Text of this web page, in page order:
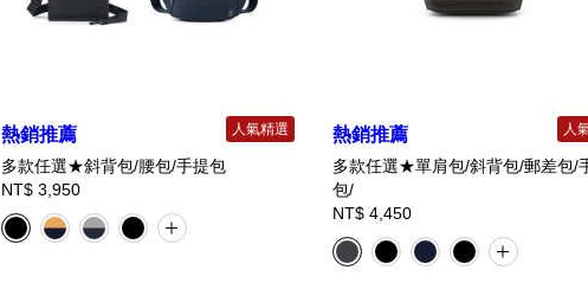
熱銷推薦 人氣精選
多款任選★斜背包/腰包/手提包
NT$ 3,950
熱銷推薦 人
多款任選★單肩包/斜背包/郵差包/
包/
NT$ 4,450